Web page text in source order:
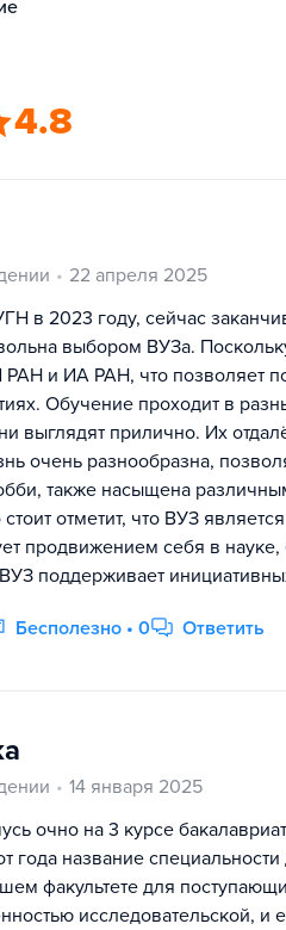
4.8
22 апреля 2025
в 2023 году, сейчас
выбором ВУЗа.
РАН и ИА РАН, что позволяет
Обучение проходит в
выглядят прилично. Их
очень разнообразна,
также насыщена
отметит, что ВУЗ
продвижением себя в
поддерживает
Бесполезно • 0 Ответить
14 января 2025
очно на 3 курсе
года название
факультете для
исследовательской,